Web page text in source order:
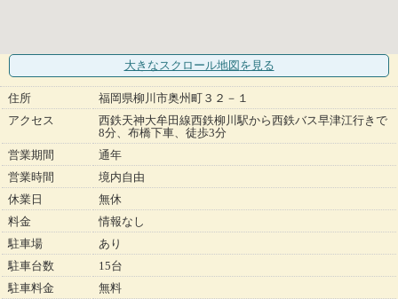
大きなスクロール地図 を見る
住所
福岡県柳川市奥州町３２－１
アクセス
西鉄天神大牟田線西鉄柳川駅から西鉄バス早津江行きで
8分、布橋下車、徒歩3分
営業期間
通年
営業時間
境内自由
休業日
無休
料金
情報なし
駐車場
あり
駐車台数
15台
駐車料金
無料